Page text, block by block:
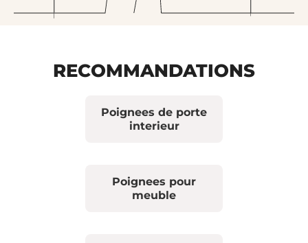
RECOMMANDATIONS
Poignees de porte
interieur
Poignees pour
meuble